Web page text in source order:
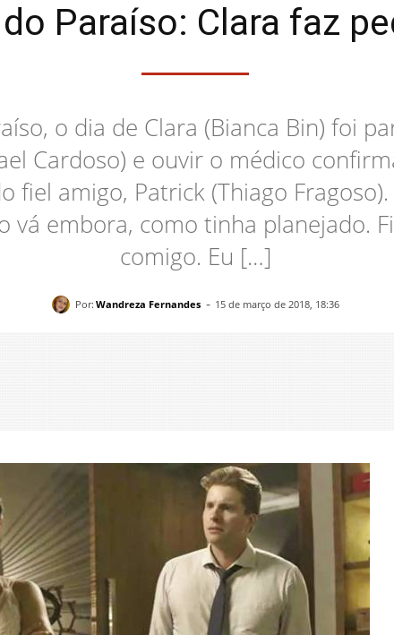
Paraíso: Clara faz
o dia de Clara (Bianca Bin) foi
Cardoso) e ouvir o médico
fiel amigo, Patrick (Thiago
vá embora, como tinha planejado.
comigo. Eu […]
Por: Wandreza Fernandes - 15 de março de 2018, 18:36